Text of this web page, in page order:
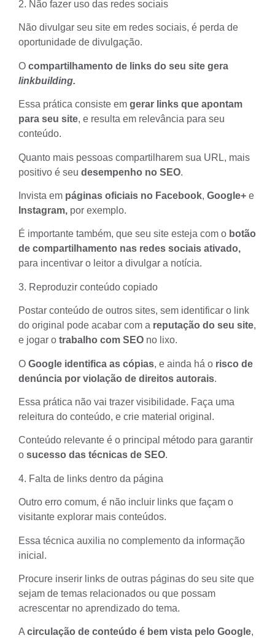
2. Não fazer uso das redes sociais
Não divulgar seu site em redes sociais, é perda de
oportunidade de divulgação.
O compartilhamento de links do seu site gera
linkbuilding.
Essa prática consiste em gerar links que apontam
para seu site, e resulta em relevância para seu
conteúdo.
Quanto mais pessoas compartilharem sua URL, mais
positivo é seu desempenho no SEO.
Invista em páginas oficiais no Facebook, Google+ e
Instagram, por exemplo.
É importante também, que seu site esteja com o botão
de compartilhamento nas redes sociais ativado,
para incentivar o leitor a divulgar a notícia.
3. Reproduzir conteúdo copiado
Postar conteúdo de outros sites, sem identificar o link
do original pode acabar com a reputação do seu site,
e jogar o trabalho com SEO no lixo.
O Google identifica as cópias, e ainda há o risco de
denúncia por violação de direitos autorais.
Essa prática não vai trazer visibilidade. Faça uma
releitura do conteúdo, e crie material original.
Conteúdo relevante é o principal método para garantir
o sucesso das técnicas de SEO.
4. Falta de links dentro da página
Outro erro comum, é não incluir links que façam o
visitante explorar mais conteúdos.
Essa técnica auxilia no complemento da informação
inicial.
Procure inserir links de outras páginas do seu site que
sejam de temas relacionados ou que possam
acrescentar no aprendizado do tema.
A circulação de conteúdo é bem vista pelo Google,